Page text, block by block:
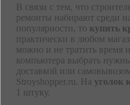
В связи с тем, что
ремонты набирают среди
популярности, то купить
практически в любом
можно и не тратить время
компьютера выбрать
доставкой или
Stroyshopper.ru. На уголок
1 штуку.